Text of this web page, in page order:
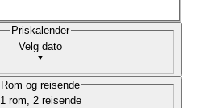
Velg dato
Priskalender
1 rom, 2 reisende
Rom og reisende